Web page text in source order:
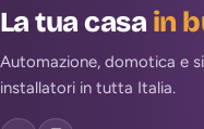
La tua casain
Automazione, domotica e
installatori in tutta Italia.